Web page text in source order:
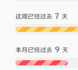
这周已经过去 7 天
本月已经过去 9 天